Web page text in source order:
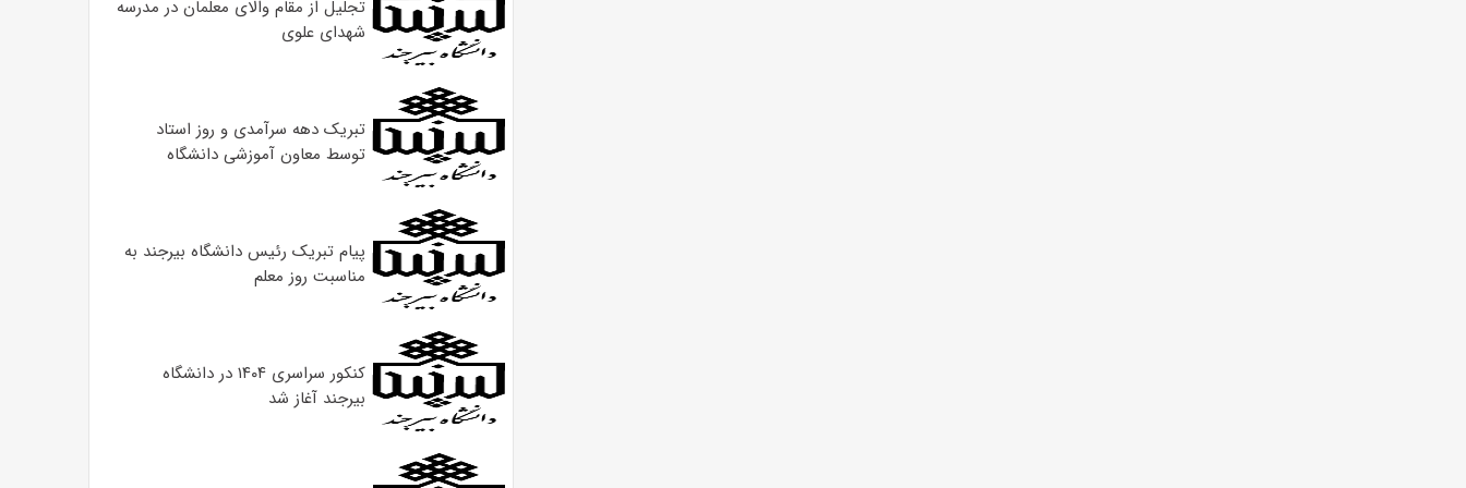
تجلیل از مقام والای معلمان در مدرسه
شهدای علوی
تبریک دهه سرآمدی و روز استاد
توسط معاون آموزشی دانشگاه
پیام تبریک رئیس دانشگاه بیرجند به
مناسبت روز معلم
کنکور سراسری ۱۴۰۴ در دانشگاه
بیرجند آغاز شد